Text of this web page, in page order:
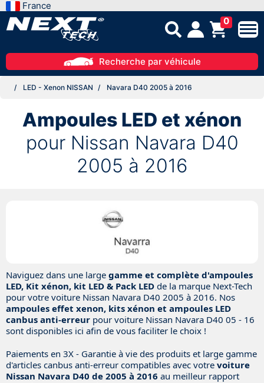
France
0
Recherche par véhicule
LED - Xenon NISSAN Navara D40 2005 à 2016
Ampoules LED et xénon
pour Nissan Navara D40
2005 à 2016
Naviguez dans une large gamme et complète d'ampoules
LED, Kit xénon, kit LED & Pack LED de la marque Next-Tech
pour votre voiture Nissan Navara D40 2005 à 2016. Nos
ampoules effet xenon, kits xénon et ampoules LED
canbus anti-erreur pour voiture Nissan Navara D40 05 - 16
sont disponibles ici afin de vous faciliter le choix !
Paiements en 3X - Garantie à vie des produits et large gamme
d'articles canbus anti-erreur compatibles avec votre voiture
Nissan Navara D40 de 2005 à 2016 au meilleur rapport